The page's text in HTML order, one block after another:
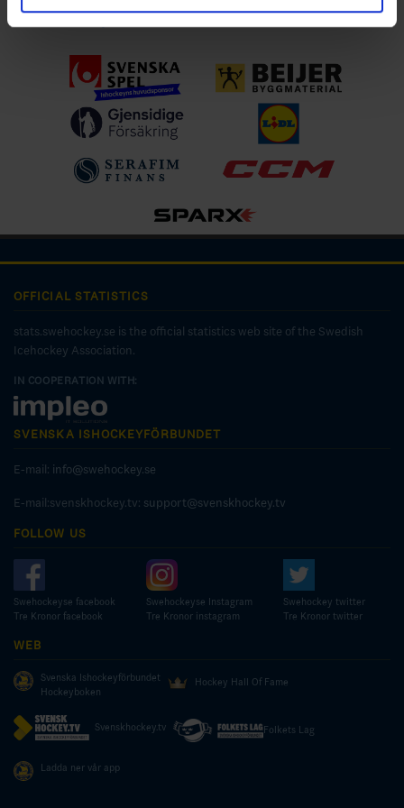
Ladda ner för IOS
OFFICIAL STATISTICS
stats.swehockey.se is the official statistics web site of the Swedish
Icehockey Association.
IN COOPERATION WITH:
SVENSKA ISHOCKEYFÖRBUNDET
E-mail: info@swehockey.se
E-mail:svenskhockey.tv: support@svenskhockey.tv
FOLLOW US
Swehockeyse facebook
Tre Kronor facebook
Swehockeyse Instagram
Tre Kronor instagram
Swehockey twitter
Tre Kronor twitter
WEB
Svenska Ishockeyförbundet
Hockeyboken
Hockey Hall Of Fame
Svenskhockey.tv Folkets Lag
Ladda ner vår app